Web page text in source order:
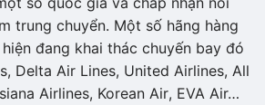
trung chuyển. Một số hãng hàng
đang khai thác chuyến bay đó
Delta Air Lines, United Airlines, All
Airlines, Korean Air, EVA Air…